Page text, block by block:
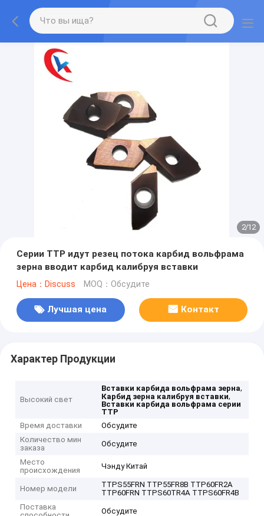
2/12
Серии TTP идут резец потока карбид вольфрама
зерна вводит карбид калибруя вставки
Цена：Discuss MOQ：Обсудите
Лучшая цена Контакт
Характер Продукции
Высокий свет
Вставки карбида вольфрама зерна,
Карбид зерна калибруя вставки,
Вставки карбида вольфрама серии
TTP
Время доставки
Обсудите
Количество мин
заказа
Обсудите
Место
происхождения
Чэнду Китай
Номер модели
TTPS55FRN TTP55FR8B TTP60FR2A
TTP60FRN TTPS60TR4A TTPS60FR4B
Поставка
Обсудите